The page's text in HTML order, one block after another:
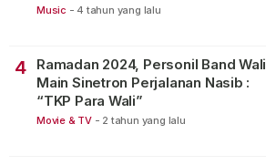
Music - 4 tahun yang lalu
4
Ramadan 2024, Personil Band Wali
Main Sinetron Perjalanan Nasib :
“TKP Para Wali”
Movie & TV - 2 tahun yang lalu